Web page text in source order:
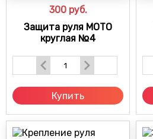
300 руб.
Защита руля МОТО
круглая №4
Купить